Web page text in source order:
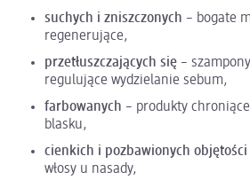
suchych i zniszczonych – bogate
regenerujące,
przetłuszczających się –
regulujące wydzielanie sebum,
farbowanych – produkty
blasku,
cienkich i pozbawionych objętości
włosy u nasady,